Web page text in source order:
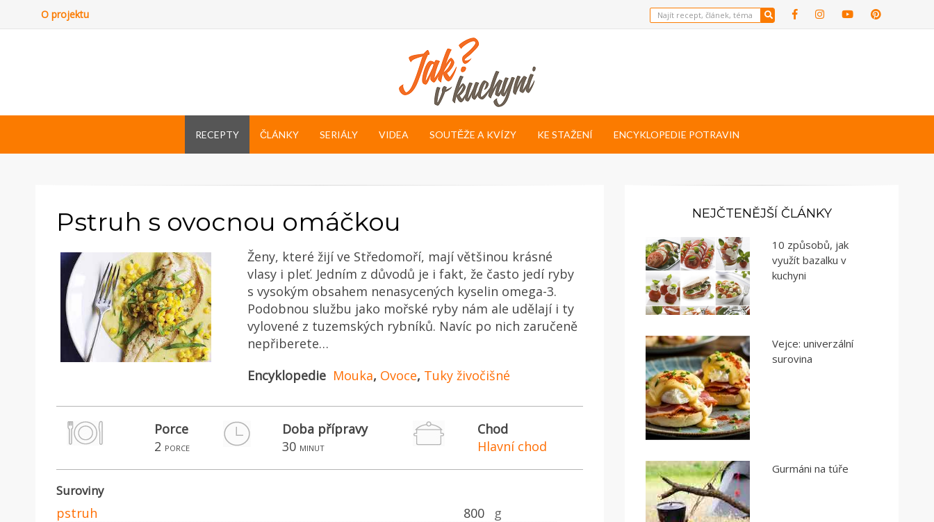
O projektu
RECEPTY ČLÁNKY SERIÁLY VIDEA SOUTĚŽE A KVÍZY KE STAŽENÍ ENCYKLOPEDIE POTRAVIN
Pstruh s ovocnou omáčkou
Ženy, které žijí ve Středomoří, mají většinou krásné
vlasy i pleť. Jedním z důvodů je i fakt, že často jedí ryby
s vysokým obsahem nenasycených kyselin omega-3.
Podobnou službu jako mořské ryby nám ale udělají i ty
vylovené z tuzemských rybníků. Navíc po nich zaručeně
nepřiberete…
Encyklopedie Mouka, Ovoce, Tuky živočišné
Porce
2 porce
Doba přípravy
30 minut
Chod
Hlavní chod
Suroviny
pstruh 800
g
NEJČTENĚJŠÍ ČLÁNKY
10 způsobů, jak
využít bazalku v
kuchyni
Vejce: univerzální
surovina
Gurmáni na túře